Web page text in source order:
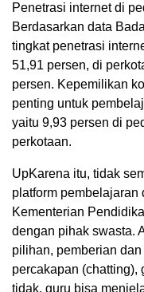
Penetrasi internet di
Berdasarkan data
tingkat penetrasi
51,91 persen, di
persen. Kepemilikan
penting untuk
yaitu 9,93 persen di
perkotaan.
UpKarena itu, tidak
platform pembelajaran
Kementerian
dengan pihak swasta.
pilihan, pemberian
percakapan (chatting),
tidak, guru bisa